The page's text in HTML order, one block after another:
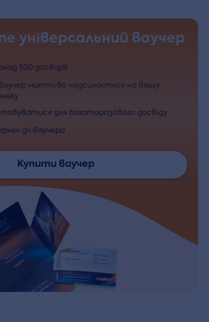
універсальний ваучер
500 досвідів
миттєво надсилається на вашу
для багаторазового досвіду
дії ваучера
Купити ваучер